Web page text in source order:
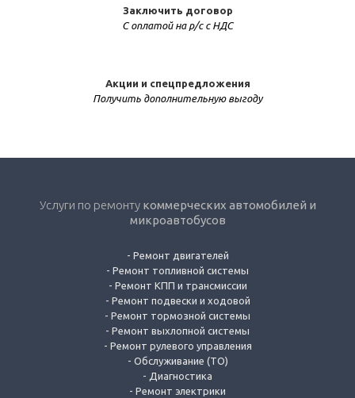
Заключить договор
С оплатой на р/с с НДС
Акции и спецпредложения
Получить дополнительную выгоду
Услуги по ремонту коммерческих автомобилей и
микроавтобусов
- Ремонт двигателей
- Ремонт топливной системы
- Ремонт КПП и трансмиссии
- Ремонт подвески и ходовой
- Ремонт тормозной системы
- Ремонт выхлопной системы
- Ремонт рулевого управления
- Обслуживание (ТО)
- Диагностика
- Ремонт электрики